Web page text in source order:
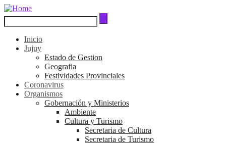
Inicio
Jujuy
Estado de Gestion
Geografia
Festividades Provinciales
Coronavirus
Organismos
Gobernación y Ministerios
Ambiente
Cultura y Turismo
Secretaria de Cultura
Secretaria de Turismo